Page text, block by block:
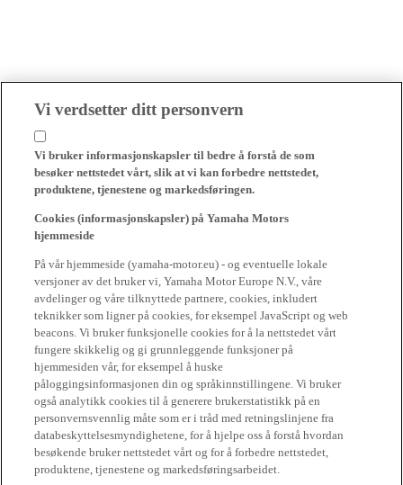
Vi verdsetter ditt personvern
Vi bruker informasjonskapsler til bedre å forstå de som
besøker nettstedet vårt, slik at vi kan forbedre nettstedet,
produktene, tjenestene og markedsføringen.
Cookies (informasjonskapsler) på Yamaha Motors
hjemmeside
På vår hjemmeside (yamaha-motor.eu) - og eventuelle lokale
versjoner av det bruker vi, Yamaha Motor Europe N.V., våre
avdelinger og våre tilknyttede partnere, cookies, inkludert
teknikker som ligner på cookies, for eksempel JavaScript og web
beacons. Vi bruker funksjonelle cookies for å la nettstedet vårt
fungere skikkelig og gi grunnleggende funksjoner på
hjemmesiden vår, for eksempel å huske
påloggingsinformasjonen din og språkinnstillingene. Vi bruker
også analytikk cookies til å generere brukerstatistikk på en
personvernsvennlig måte som er i tråd med retningslinjene fra
databeskyttelsesmyndighetene, for å hjelpe oss å forstå hvordan
besøkende bruker nettstedet vårt og for å forbedre nettstedet,
produktene, tjenestene og markedsføringsarbeidet.